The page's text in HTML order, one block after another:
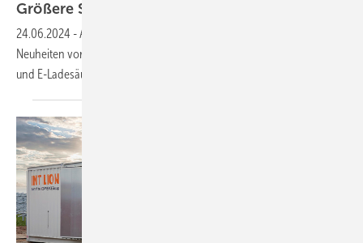
Größere Speicher, schnelleres Laden, leichtere
24.06.2024 -Auf der Smarter E Europa haben viele Aussteller
Neuheiten vorgestellt, verbesserte Technologie bei Modeln, Batterien
und E-Ladesäulen.